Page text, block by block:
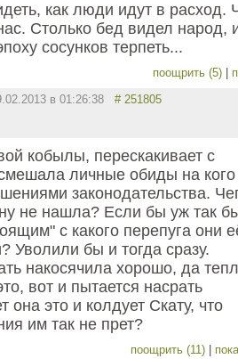
как люди идут в расход.
Столько бед видел народ,
сосунков терпеть...
поощрить (5)
в 01:26:38 # 251805
кобылы, перескакивает с
личные обиды на кого
законодательства.
не нашла? Если бы уж так
с какого перепуга они
Уволили бы и тогда сразу.
накосячила хорошо, да
вот и пытается насрать
она это и колдует Скату, что
им так не прет?
поощрить (11)